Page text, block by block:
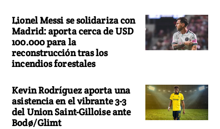
Lionel Messi se solidariza con
Madrid: aporta cerca de USD
100.000 para la
reconstrucción tras los
incendios forestales
Kevin Rodríguez aporta una
asistencia en el vibrante 3-3
del Union Saint-Gilloise ante
Bodø/Glimt